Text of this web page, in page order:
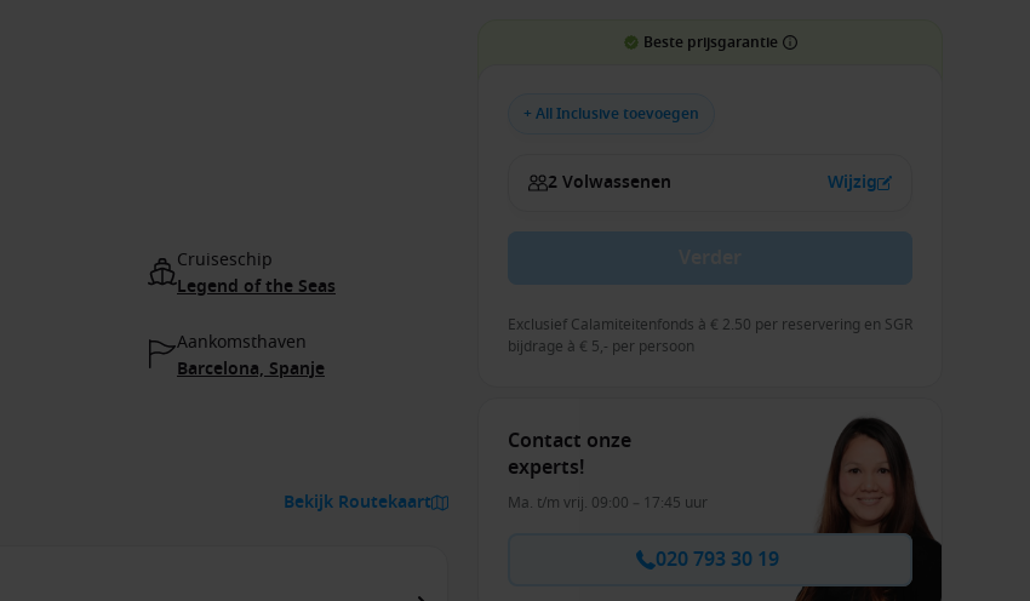
Cruiseschip
Legend of the Seas
Aankomsthaven
Barcelona, Spanje
Bekijk Routekaart
Beste prijsgarantie
+ All Inclusive toevoegen
2 Volwassenen Wijzig
Exclusief Calamiteitenfonds à € 2.50 per reservering en SGR
bijdrage à € 5,- per persoon
Contact onze
experts!
Ma. t/m vrij. 09:00 – 17:45 uur
020 793 30 19